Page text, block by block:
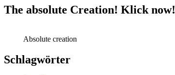
The absolute Creation! Klick now!
Absolute creation
Schlagwörter